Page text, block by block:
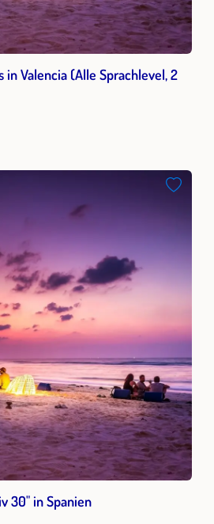
in Valencia (Alle Sprachlevel, 2
30" in Spanien